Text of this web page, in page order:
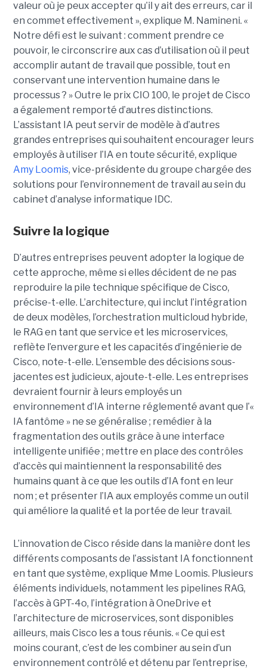
valeur où je peux accepter qu’il y ait des erreurs, car il
en commet effectivement », explique M. Namineni. «
Notre défi est le suivant : comment prendre ce
pouvoir, le circonscrire aux cas d’utilisation où il peut
accomplir autant de travail que possible, tout en
conservant une intervention humaine dans le
processus ? »Outre le prix CIO 100, le projet de Cisco
a également remporté d’autres distinctions.
L’assistant IA peut servir de modèle à d’autres
grandes entreprises qui souhaitent encourager leurs
employés à utiliser l’IA en toute sécurité, explique
Amy Loomis, vice-présidente du groupe chargée des
solutions pour l’environnement de travail au sein du
cabinet d’analyse informatique IDC.
Suivre la logique
D’autres entreprises peuvent adopter la logique de
cette approche, même si elles décident de ne pas
reproduire la pile technique spécifique de Cisco,
précise-t-elle. L’architecture, qui inclut l’intégration
de deux modèles, l’orchestration multicloud hybride,
le RAG en tant que service et les microservices,
reflète l’envergure et les capacités d’ingénierie de
Cisco, note-t-elle. L’ensemble des décisions sous-
jacentes est judicieux, ajoute-t-elle. Les entreprises
devraient fournir à leurs employés un
environnement d’IA interne réglementé avant que l’«
IA fantôme » ne se généralise ; remédier à la
fragmentation des outils grâce à une interface
intelligente unifiée ; mettre en place des contrôles
d’accès qui maintiennent la responsabilité des
humains quant à ce que les outils d’IA font en leur
nom ; et présenter l’IA aux employés comme un outil
qui améliore la qualité et la portée de leur travail.
L’innovation de Cisco réside dans la manière dont les
différents composants de l’assistant IA fonctionnent
en tant que système, explique Mme Loomis. Plusieurs
éléments individuels, notamment les pipelines RAG,
l’accès à GPT-4o, l’intégration à OneDrive et
l’architecture de microservices, sont disponibles
ailleurs, mais Cisco les a tous réunis. « Ce qui est
moins courant, c’est de les combiner au sein d’un
environnement contrôlé et détenu par l’entreprise,